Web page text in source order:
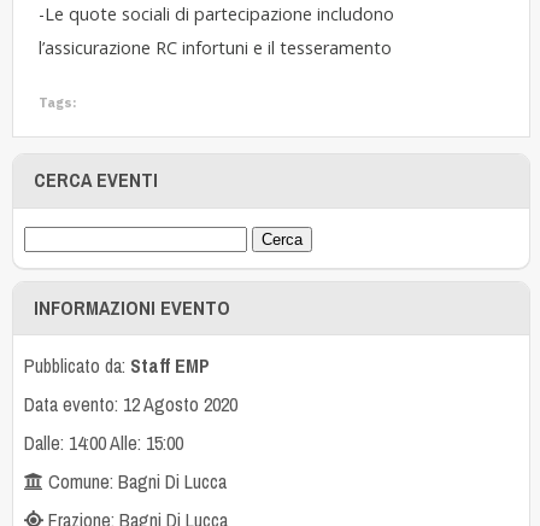
-Le quote sociali di partecipazione includono
l’assicurazione RC infortuni e il tesseramento
Tags:
CERCA EVENTI
INFORMAZIONI EVENTO
Pubblicato da: Staff EMP
Data evento: 12 Agosto 2020
Dalle: 14:00 Alle: 15:00
Comune: Bagni Di Lucca
Frazione: Bagni Di Lucca